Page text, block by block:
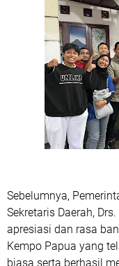
Sebelumnya,
Sekretaris Daerah,
apresiasi dan rasa
Kempo Papua yang
biasa serta berhasil